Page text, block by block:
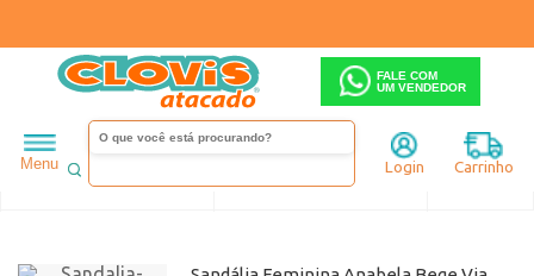
FALE COM
UM VENDEDOR
Menu Login Carrinho
Feminino Sandália Anabela Anabela
Ordenar Filtrar